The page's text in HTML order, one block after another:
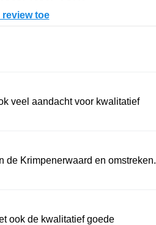
review toe
veel aandacht voor kwalitatief
de Krimpenerwaard en omstreken.
ook de kwalitatief goede